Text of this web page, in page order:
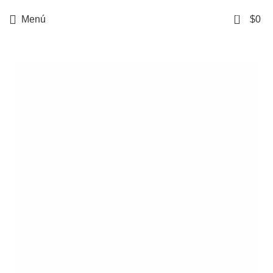
Menú 0 $0